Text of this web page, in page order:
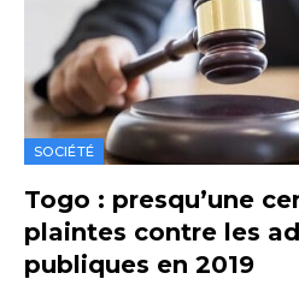
SOCIÉTÉ
Togo : presqu’une
plaintes contre les
publiques en 2019